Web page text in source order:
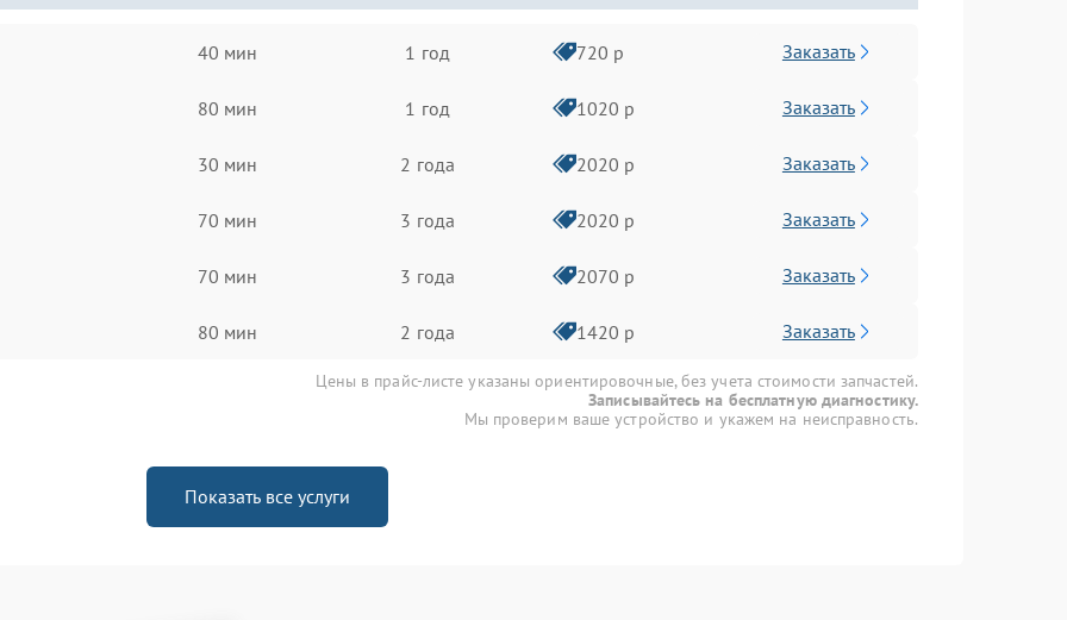
40 мин 1 год 720 р Заказать
80 мин 1 год 1020 р Заказать
30 мин 2 года 2020 р Заказать
70 мин 3 года 2020 р Заказать
70 мин 3 года 2070 р Заказать
80 мин 2 года 1420 р Заказать
Цены в прайс-листе указаны ориентировочные, без учета стоимости запчастей.
Записывайтесь на бесплатную диагностику.
Мы проверим ваше устройство и укажем на неисправность.
Показать все услуги